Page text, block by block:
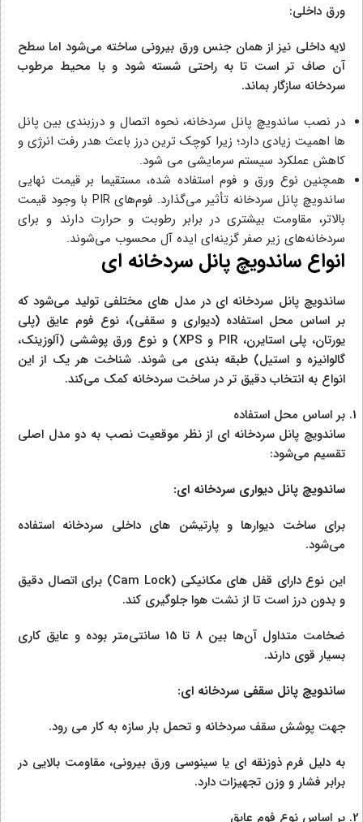
ورق داخلی:
لایه داخلی نیز از همان جنس ورق بیرونی ساخته می‌شود اما سطح
آن صاف‌ تر است تا به راحتی شسته شود و با محیط مرطوب
سردخانه سازگار بماند.
در نصب ساندویچ پانل سردخانه، نحوه اتصال و درزبندی بین پانل‌
ها اهمیت زیادی دارد؛ زیرا کوچک‌ ترین درز باعث هدر رفت انرژی و
کاهش عملکرد سیستم سرمایشی می‌ شود.
همچنین نوع ورق و فوم استفاده‌ شده، مستقیما بر قیمت نهایی
ساندویچ پانل سردخانه تأثیر می‌گذارد. فوم‌های PIR با وجود قیمت
بالاتر، مقاومت بیشتری در برابر رطوبت و حرارت دارند و برای
سردخانه‌های زیر صفر گزینه‌ای ایده‌ آل محسوب می‌شوند.
انواع ساندویچ پانل سردخانه‌ ای
ساندویچ پانل سردخانه‌ ای در مدل‌ های مختلفی تولید می‌شود که
بر اساس محل استفاده (دیواری و سقفی)، نوع فوم عایق (پلی‌
یورتان، پلی‌ استایرن، PIR و XPS) و نوع ورق پوششی (آلوزینک،
گالوانیزه و استیل) طبقه‌ بندی می‌ شوند. شناخت هر یک از این
انواع به انتخاب دقیق‌ تر در ساخت سردخانه کمک می‌کند.
بر اساس محل استفاده
ساندویچ پانل سردخانه‌ ای از نظر موقعیت نصب به دو مدل اصلی
تقسیم می‌شود:
ساندویچ پانل دیواری سردخانه‌ ای:
برای ساخت دیوارها و پارتیشن‌ های داخلی سردخانه استفاده
می‌شود.
این نوع دارای قفل‌ های مکانیکی (Cam Lock) برای اتصال دقیق
و بدون درز است تا از نشت هوا جلوگیری کند.
ضخامت متداول آن‌ها بین 8 تا 15 سانتی‌متر بوده و عایق‌ کاری
بسیار قوی دارند.
ساندویچ پانل سقفی سردخانه‌ ای:
جهت پوشش سقف سردخانه و تحمل بار سازه به کار می‌ رود.
به دلیل فرم ذوزنقه‌ ای یا سینوسی ورق بیرونی، مقاومت بالایی در
برابر فشار و وزن تجهیزات دارد.
بر اساس نوع فوم عایق